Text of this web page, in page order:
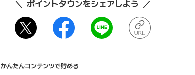
ポイントタウンをシェアしよう
かんたんコンテンツで貯める